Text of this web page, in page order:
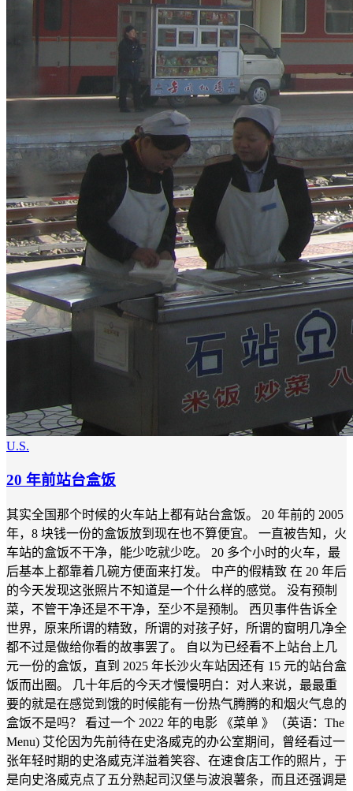
U.S.
20 年前站台盒饭
其实全国那个时候的火车站上都有站台盒饭。 20 年前的 2005
年，8 块钱一份的盒饭放到现在也不算便宜。 一直被告知，火
车站的盒饭不干净，能少吃就少吃。 20 多个小时的火车，最
后基本上都靠着几碗方便面来打发。 中产的假精致 在 20 年后
的今天发现这张照片不知道是一个什么样的感觉。 没有预制
菜，不管干净还是不干净，至少不是预制。 西贝事件告诉全
世界，原来所谓的精致，所谓的对孩子好，所谓的窗明几净全
都不过是做给你看的故事罢了。 自以为已经看不上站台上几
元一份的盒饭，直到 2025 年长沙火车站因还有 15 元的站台盒
饭而出圈。 几十年后的今天才慢慢明白：对人来说，最最重
要的就是在感觉到饿的时候能有一份热气腾腾的和烟火气息的
盒饭不是吗？ 看过一个 2022 年的电影 《菜单 》（英语：The
Menu) 艾伦因为先前待在史洛威克的办公室期间，曾经看过一
张年轻时期的史洛威克洋溢着笑容、在速食店工作的照片，于
是向史洛威克点了五分熟起司汉堡与波浪薯条，而且还强调是